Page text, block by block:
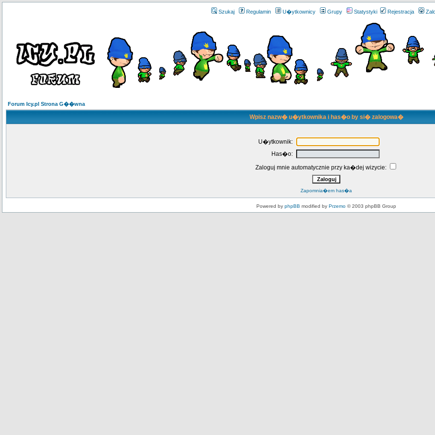
Szukaj Regulamin U�ytkownicy Grupy Statystyki Rejestracja
Forum Icy.pl Strona G��wna
Wpisz nazw� u�ytkownika i has�o by si� zalogowa�
U�ytkownik:
Has�o:
Zaloguj mnie automatycznie przy ka�dej wizycie:
Zapomnia�em has�a
Powered by phpBB modified by Przemo © 2003 phpBB Group